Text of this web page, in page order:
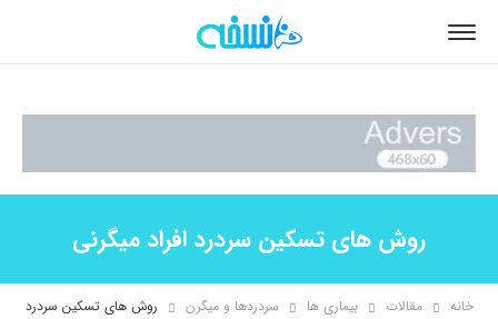
روش های تسکین سردرد افراد میگرنی
خانه مقالات بیماری ها سردردها و میگرن
روش های تسکین سردرد